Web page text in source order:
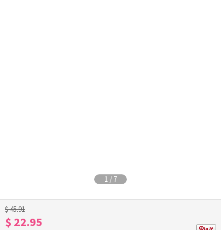
1 / 7
$ 45.91
$ 22.95